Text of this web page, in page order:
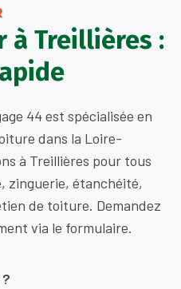
à Treillières :
44 est spécialisée en
dans la Loire-
à Treillières pour tous
zinguerie, étanchéité,
de toiture. Demandez
via le formulaire.